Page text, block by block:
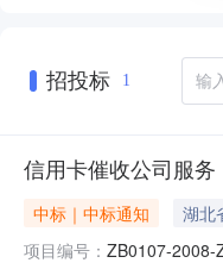
招投标 1
信用卡催收公司服务
中标｜中标通知 湖北
项目编号： ZB0107-2008-